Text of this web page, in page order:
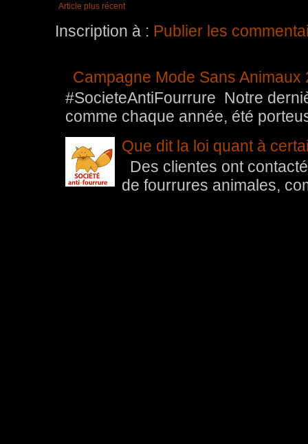
Article plus récent
Inscription à : Publier les
Campagne Mode Sans Animaux
#SocieteAntiFourrure Notre
comme chaque année, été
Que dit la loi quant à
Des clientes ont
de fourrures animales,